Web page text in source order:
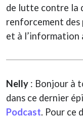
de lutte contre la
renforcement des
et à l’information
Nelly : Bonjour à
dans ce dernier
Podcast. Pour ce